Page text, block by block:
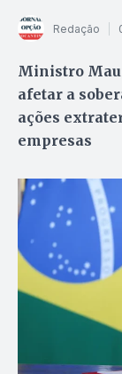
Redação
Ministro
afetar a
ações
empresas